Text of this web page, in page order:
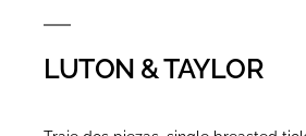
LUTON & TAYLOR